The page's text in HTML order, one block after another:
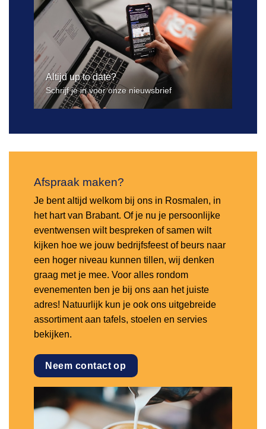
Altijd up to date?
Schrijf je in voor onze nieuwsbrief
Afspraak maken?
Je bent altijd welkom bij ons in Rosmalen, in
het hart van Brabant. Of je nu je persoonlijke
eventwensen wilt bespreken of samen wilt
kijken hoe we jouw bedrijfsfeest of beurs naar
een hoger niveau kunnen tillen, wij denken
graag met je mee. Voor alles rondom
evenementen ben je bij ons aan het juiste
adres! Natuurlijk kun je ook ons uitgebreide
assortiment aan tafels, stoelen en servies
bekijken.
Neem contact op